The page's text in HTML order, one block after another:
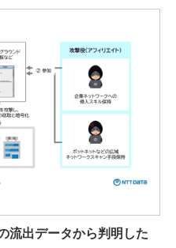
流出データから判明した